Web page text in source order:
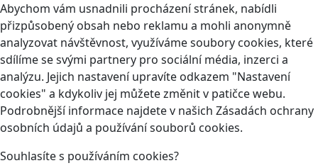
Abychom vám usnadnili procházení stránek, nabídli
přizpůsobený obsah nebo reklamu a mohli anonymně
analyzovat návštěvnost, využíváme soubory cookies, které
sdílíme se svými partnery pro sociální média, inzerci a
analýzu. Jejich nastavení upravíte odkazem "Nastavení
cookies" a kdykoliv jej můžete změnit v patičce webu.
Podrobnější informace najdete v našich Zásadách ochrany
osobních údajů a používání souborů cookies.
Souhlasíte s používáním cookies?